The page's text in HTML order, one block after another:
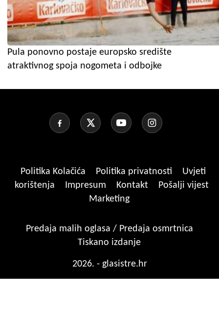
Pula ponovno postaje europsko središte
atraktivnog spoja nogometa i odbojke
Politika Kolačića Politika privatnosti
Uvjeti
korištenja
Impresum Kontakt
Pošalji vijest
Marketing
Predaja malih oglasa / Predaja osmrtnica
Tiskano izdanje
2026. - glasistre.hr